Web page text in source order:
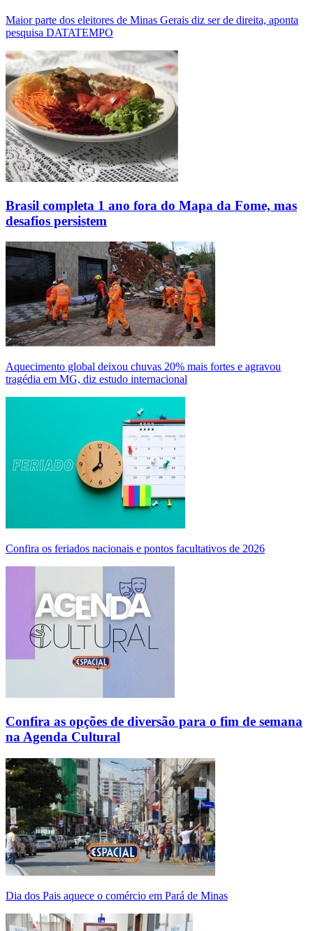
Maior parte dos eleitores de Minas Gerais diz ser de direita, aponta
pesquisa DATATEMPO
Brasil completa 1 ano fora do Mapa da Fome, mas
desafios persistem
Aquecimento global deixou chuvas 20% mais fortes e agravou
tragédia em MG, diz estudo internacional
Confira os feriados nacionais e pontos facultativos de 2026
Confira as opções de diversão para o fim de semana
na Agenda Cultural
Dia dos Pais aquece o comércio em Pará de Minas